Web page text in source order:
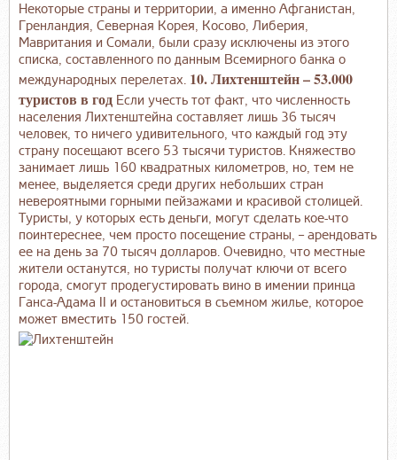
Некоторые страны и территории, а именно Афганистан,
Гренландия, Северная Корея, Косово, Либерия,
Мавритания и Сомали, были сразу исключены из этого
списка, составленного по данным Всемирного банка о
международных перелетах. 10. Лихтенштейн – 53.000
туристов в год Если учесть тот факт, что численность
населения Лихтенштейна составляет лишь 36 тысяч
человек, то ничего удивительного, что каждый год эту
страну посещают всего 53 тысячи туристов. Княжество
занимает лишь 160 квадратных километров, но, тем не
менее, выделяется среди других небольших стран
невероятными горными пейзажами и красивой столицей.
Туристы, у которых есть деньги, могут сделать кое-что
поинтереснее, чем просто посещение страны, – арендовать
ее на день за 70 тысяч долларов. Очевидно, что местные
жители останутся, но туристы получат ключи от всего
города, смогут продегустировать вино в имении принца
Ганса-Адама II и остановиться в съемном жилье, которое
может вместить 150 гостей.